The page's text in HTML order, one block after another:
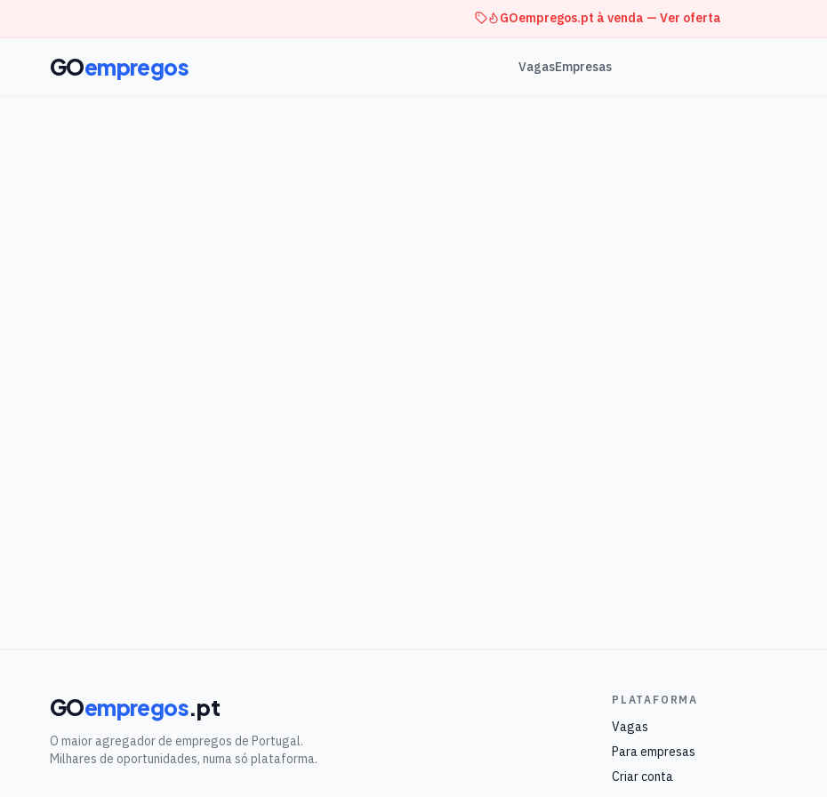
GOempregos.pt à venda — Ver oferta
GOempregos VagasEmpresas
GOempregos.pt
O maior agregador de empregos de Portugal.
Milhares de oportunidades, numa só plataforma.
PLATAFORMA
Vagas
Para empresas
Criar conta